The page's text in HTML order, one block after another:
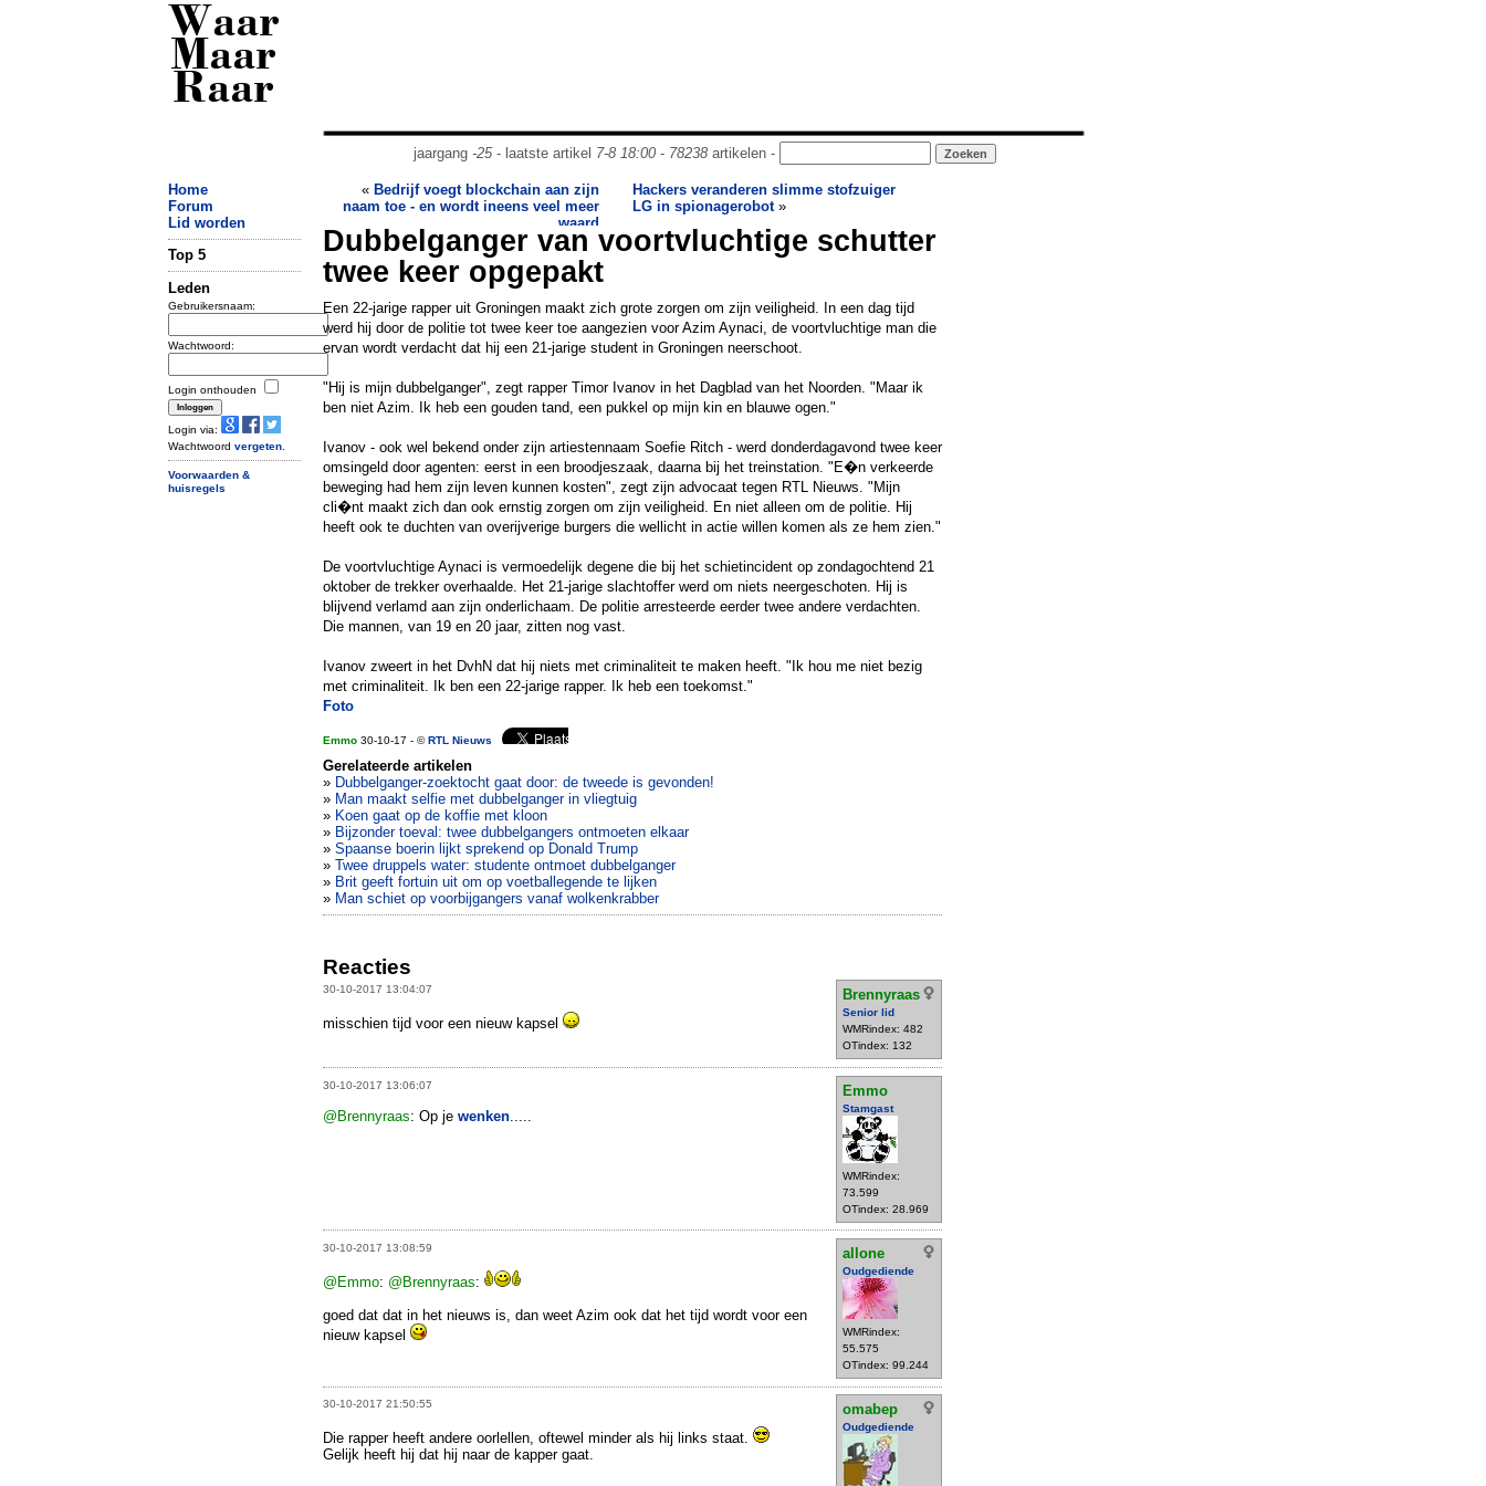
Waar
Maar
Raar
jaargang -25- laatste artikel 7-8 18:00- 78238artikelen -
Home
Forum
Lid worden
Top 5
Leden
Gebruikersnaam:
Wachtwoord:
Login onthouden
Login via:
Wachtwoord vergeten
Voorwaarden &
huisregels
« Bedrijf voegt blockchain aan zijn
naam toe - en wordt ineens veel meer
waard
Hackers veranderen slimme stofzuiger
LG in spionagerobot»
Dubbelganger van voortvluchtige schutter
twee keer opgepakt
Een 22-jarige rapper uit Groningen maakt zich grote zorgen om zijn veiligheid. In een dag tijd
werd hij door de politie tot twee keer toe aangezien voor Azim Aynaci, de voortvluchtige man die
ervan wordt verdacht dat hij een 21-jarige student in Groningen neerschoot.
"Hij is mijn dubbelganger", zegt rapper Timor Ivanov in het Dagblad van het Noorden. "Maar ik
ben niet Azim. Ik heb een gouden tand, een pukkel op mijn kin en blauwe ogen."
Ivanov - ook wel bekend onder zijn artiestennaam Soefie Ritch - werd donderdagavond twee keer
omsingeld door agenten: eerst in een broodjeszaak, daarna bij het treinstation. "E�n verkeerde
beweging had hem zijn leven kunnen kosten", zegt zijn advocaat tegen RTL Nieuws. "Mijn
cli�nt maakt zich dan ook ernstig zorgen om zijn veiligheid. En niet alleen om de politie. Hij
heeft ook te duchten van overijverige burgers die wellicht in actie willen komen als ze hem zien."
De voortvluchtige Aynaci is vermoedelijk degene die bij het schietincident op zondagochtend 21
oktober de trekker overhaalde. Het 21-jarige slachtoffer werd om niets neergeschoten. Hij is
blijvend verlamd aan zijn onderlichaam. De politie arresteerde eerder twee andere verdachten.
Die mannen, van 19 en 20 jaar, zitten nog vast.
Ivanov zweert in het DvhN dat hij niets met criminaliteit te maken heeft. "Ik hou me niet bezig
met criminaliteit. Ik ben een 22-jarige rapper. Ik heb een toekomst."
Foto
Emmo 30-10-17 - ©RTL Nieuws
Gerelateerde artikelen
» Dubbelganger-zoektocht gaat door: de tweede is gevonden!
» Man maakt selfie met dubbelganger in vliegtuig
» Koen gaat op de koffie met kloon
» Bijzonder toeval: twee dubbelgangers ontmoeten elkaar
» Spaanse boerin lijkt sprekend op Donald Trump
» Twee druppels water: studente ontmoet dubbelganger
» Brit geeft fortuin uit om op voetballegende te lijken
» Man schiet op voorbijgangers vanaf wolkenkrabber
Reacties
30-10-2017 13:04:07 Brennyraas
Senior lid
WMRindex: 482
OTindex: 132
misschien tijd voor een nieuw kapsel
30-10-2017 13:06:07 Emmo
Stamgast
WMRindex:
73.599
OTindex: 28.969
@Brennyraas: Op je wenken
30-10-2017 13:08:59 allone
Oudgediende
WMRindex:
55.575
OTindex: 99.244
@Emmo: @Brennyraas:
goed dat dat in het nieuws is, dan weet Azim ook dat het tijd wordt voor een
nieuw kapsel
30-10-2017 21:50:55 omabep
Oudgediende
Die rapper heeft andere oorlellen, oftewel minder als hij links staat.
Gelijk heeft hij dat hij naar de kapper gaat.